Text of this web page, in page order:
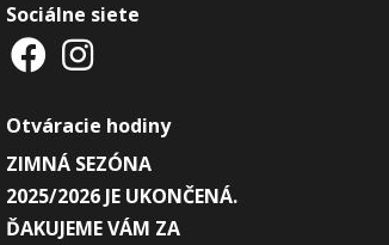
Sociálne siete
Otváracie hodiny
ZIMNÁ SEZÓNA
2025/2026 JE UKONČENÁ.
ĎAKUJEME VÁM ZA